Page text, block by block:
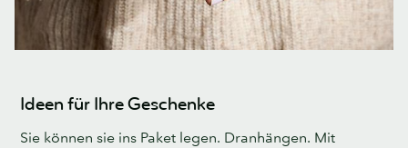
Ideen für Ihre Geschenke
Sie können sie ins Paket legen. Dranhängen. Mit